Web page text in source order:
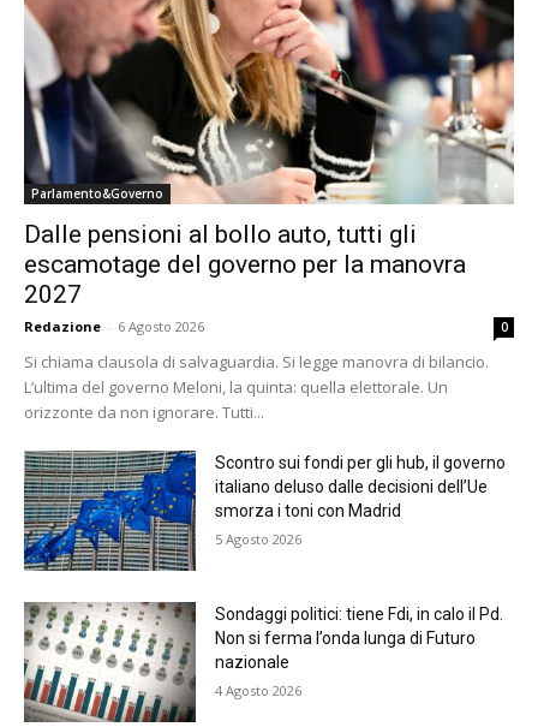
Parlamento&Governo
Dalle pensioni al bollo auto, tutti gli
escamotage del governo per la manovra
2027
Redazione - 6 Agosto 2026 0
Si chiama clausola di salvaguardia. Si legge manovra di bilancio.
L’ultima del governo Meloni, la quinta: quella elettorale. Un
orizzonte da non ignorare. Tutti...
Scontro sui fondi per gli hub, il governo
italiano deluso dalle decisioni dell’Ue
smorza i toni con Madrid
5 Agosto 2026
Sondaggi politici: tiene Fdi, in calo il Pd.
Non si ferma l’onda lunga di Futuro
nazionale
4 Agosto 2026